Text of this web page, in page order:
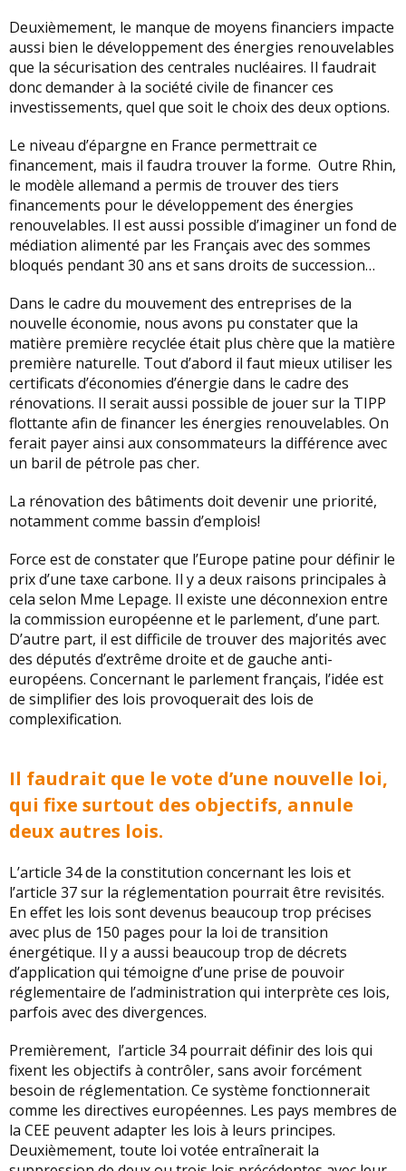
Deuxièmement, le manque de moyens financiers impacte
aussi bien le développement des énergies renouvelables
que la sécurisation des centrales nucléaires. Il faudrait
donc demander à la société civile de financer ces
investissements, quel que soit le choix des deux options.
Le niveau d’épargne en France permettrait ce
financement, mais il faudra trouver la forme. Outre Rhin,
le modèle allemand a permis de trouver des tiers
financements pour le développement des énergies
renouvelables. Il est aussi possible d’imaginer un fond de
médiation alimenté par les Français avec des sommes
bloqués pendant 30 ans et sans droits de succession…
Dans le cadre du mouvement des entreprises de la
nouvelle économie, nous avons pu constater que la
matière première recyclée était plus chère que la matière
première naturelle. Tout d’abord il faut mieux utiliser les
certificats d’économies d’énergie dans le cadre des
rénovations. Il serait aussi possible de jouer sur la TIPP
flottante afin de financer les énergies renouvelables. On
ferait payer ainsi aux consommateurs la différence avec
un baril de pétrole pas cher.
La rénovation des bâtiments doit devenir une priorité,
notamment comme bassin d’emplois!
Force est de constater que l’Europe patine pour définir le
prix d’une taxe carbone. Il y a deux raisons principales à
cela selon Mme Lepage. Il existe une déconnexion entre
la commission européenne et le parlement, d’une part.
D’autre part, il est difficile de trouver des majorités avec
des députés d’extrême droite et de gauche anti-
européens. Concernant le parlement français, l’idée est
de simplifier des lois provoquerait des lois de
complexification.
Il faudrait que le vote d’une nouvelle loi,
qui fixe surtout des objectifs, annule
deux autres lois.
L’article 34 de la constitution concernant les lois et
l’article 37 sur la réglementation pourrait être revisités.
En effet les lois sont devenus beaucoup trop précises
avec plus de 150 pages pour la loi de transition
énergétique. Il y a aussi beaucoup trop de décrets
d’application qui témoigne d’une prise de pouvoir
réglementaire de l’administration qui interprète ces lois,
parfois avec des divergences.
Premièrement, l’article 34 pourrait définir des lois qui
fixent les objectifs à contrôler, sans avoir forcément
besoin de réglementation. Ce système fonctionnerait
comme les directives européennes. Les pays membres de
la CEE peuvent adapter les lois à leurs principes.
Deuxièmement, toute loi votée entraînerait la